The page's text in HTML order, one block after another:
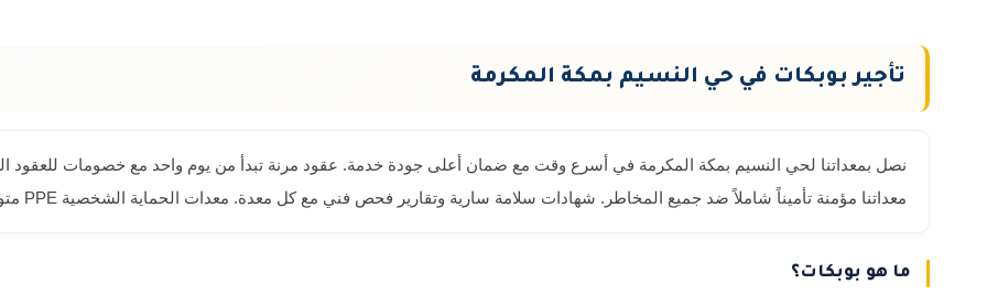
تأجير بوبكات في حي النسيم بمكة المكرمة
معداتنا مؤمنة تأميناً شاملاً ضد جميع المخاطر. شهادات سلامة سارية وتقارير فحص فني مع كل معدة. معدات الحماية الشخصية PPE متوفرة تشمل حزام أمان وخوذة وحذاء سلامة وسترة عاكسة.
ما هو بوبكات؟